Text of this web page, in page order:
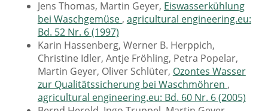
Jens Thomas, Martin Geyer, Eiswasserkühlung
bei Waschgemüse, agricultural engineering.eu:
Bd. 52 Nr. 6 (1997)
Karin Hassenberg, Werner B. Herppich,
Christine Idler, Antje Fröhling, Petra Popelar,
Martin Geyer, Oliver Schlüter, Ozontes Wasser
zur Qualitätssicherung bei Waschmöhren ,
agricultural engineering.eu: Bd. 60 Nr. 6 (2005)